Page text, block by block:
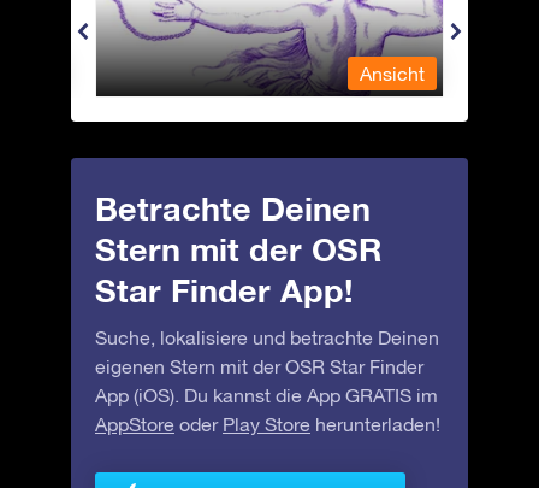
Ansicht
Betrachte Deinen
Stern mit der OSR
Star Finder App!
Suche, lokalisiere und betrachte Deinen
eigenen Stern mit der OSR Star Finder
App (iOS). Du kannst die App GRATIS im
AppStore oder Play Store herunterladen!